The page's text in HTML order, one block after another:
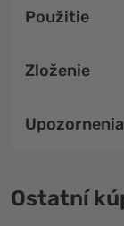
Použitie
Zloženie
Upozornenia
Ostatní